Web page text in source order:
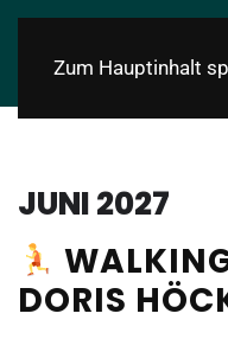
Zum Hauptinhalt
JUNI 2027
DORIS